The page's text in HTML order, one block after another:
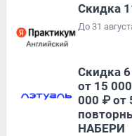
Скидка
До 31
Скидка
от 15
000 ₽ от
НАБЕРИ